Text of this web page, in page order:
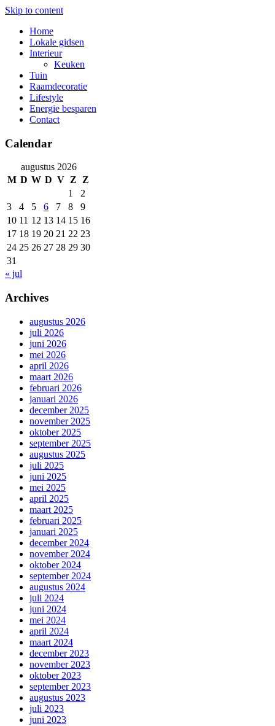
Skip to content
Home
Lokale gidsen
Interieur
Keuken
Tuin
Raamdecoratie
Lifestyle
Energie besparen
Contact
Calendar
augustus 2026
M D W D V Z Z
1
2
3
4 5 6 7 8
9
10 11 12 13 14 15 16
17 18 19 20 21 22 23
24 25 26 27 28 29 30
31
« jul
Archives
augustus 2026
juli 2026
juni 2026
mei 2026
april 2026
maart 2026
februari 2026
januari 2026
december 2025
november 2025
oktober 2025
september 2025
augustus 2025
juli 2025
juni 2025
mei 2025
april 2025
maart 2025
februari 2025
januari 2025
december 2024
november 2024
oktober 2024
september 2024
augustus 2024
juli 2024
juni 2024
mei 2024
april 2024
maart 2024
december 2023
november 2023
oktober 2023
september 2023
augustus 2023
juli 2023
juni 2023